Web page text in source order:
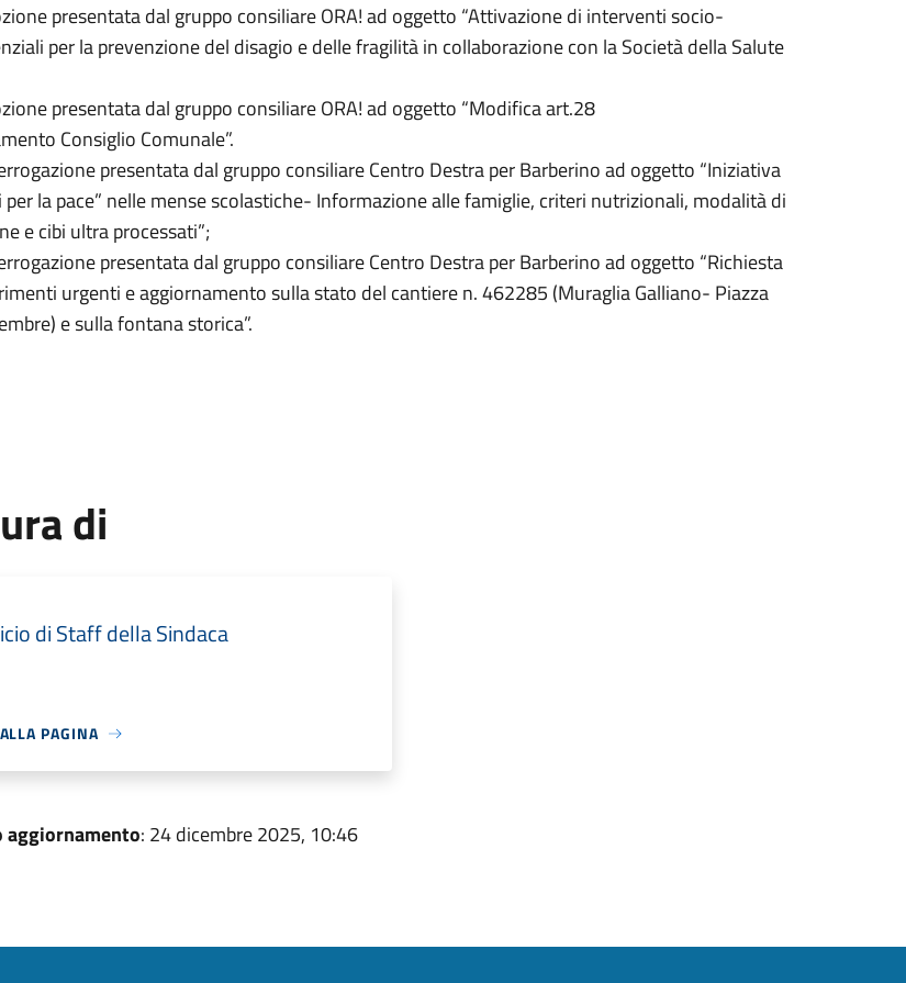
presentata dal gruppo consiliare ORA! ad oggetto “Attivazione di interventi socio-
per la prevenzione del disagio e delle fragilità in collaborazione con la Società della Salute
presentata dal gruppo consiliare ORA! ad oggetto “Modifica art.28
Consiglio Comunale”.
presentata dal gruppo consiliare Centro Destra per Barberino ad oggetto “Iniziativa
per la pace” nelle mense scolastiche- Informazione alle famiglie, criteri nutrizionali, modalità di
e cibi ultra processati”;
presentata dal gruppo consiliare Centro Destra per Barberino ad oggetto “Richiesta
urgenti e aggiornamento sulla stato del cantiere n. 462285 (Muraglia Galliano- Piazza
e sulla fontana storica”.
di
di Staff della Sindaca
PAGINA
aggiornamento: 24 dicembre 2025, 10:46